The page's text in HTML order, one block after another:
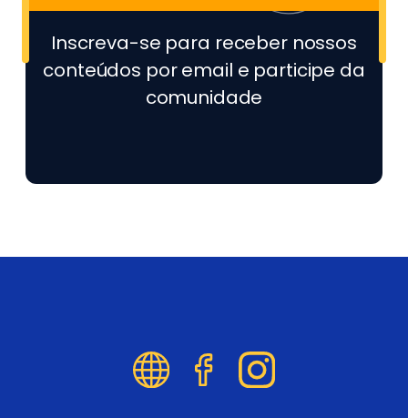
Inscreva-se para receber nossos
conteúdos por email e participe da
comunidade